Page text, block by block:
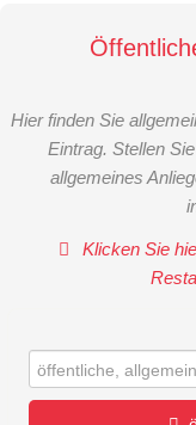
Hier finden Sie
Eintrag. Stellen
allgemeines
Klicken Sie